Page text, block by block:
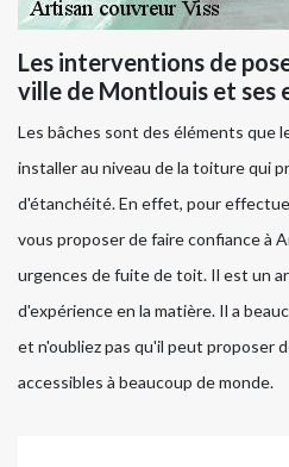
Les interventions de
ville de Montlouis et ses
Les bâches sont des éléments que
installer au niveau de la toiture qui
d'étanchéité. En effet, pour
vous proposer de faire confiance à
urgences de fuite de toit. Il est un
d'expérience en la matière. Il a
et n'oubliez pas qu'il peut proposer
accessibles à beaucoup de monde.